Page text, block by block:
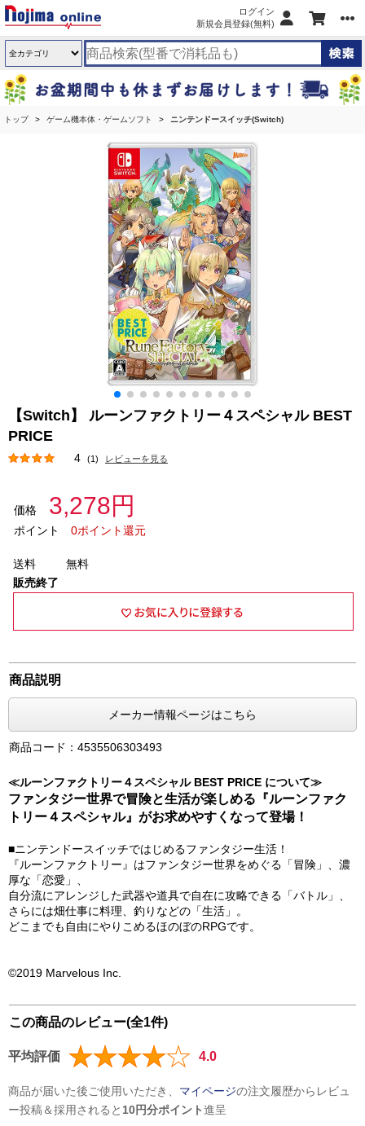
ログイン
新規会員登録(無料)
トップ ゲーム機本体・ゲームソフト ニンテンドースイッチ(Switch)
【Switch】 ルーンファクトリー４スペシャル BEST
PRICE
4 (1) レビューを見る
価格 3,278円
ポイント 0ポイント還元
送料
無料
販売終了
商品説明
メーカー情報ページはこちら
商品コード：4535506303493
≪ルーンファクトリー４スペシャル BEST PRICE について≫
ファンタジー世界で冒険と生活が楽しめる『ルーンファク
トリー４スペシャル』がお求めやすくなって登場！
■ニンテンドースイッチではじめるファンタジー生活！
『ルーンファクトリー』はファンタジー世界をめぐる「冒険」、濃
厚な「恋愛」、
自分流にアレンジした武器や道具で自在に攻略できる「バトル」、
さらには畑仕事に料理、釣りなどの「生活」。
どこまでも自由にやりこめるほのぼのRPGです。
©2019 Marvelous Inc.
この商品のレビュー(全1件)
平均評価 4.0
商品が届いた後ご使用いただき、 マイページの注文履歴からレビュ
ー投稿＆採用されると 10円分ポイント進呈